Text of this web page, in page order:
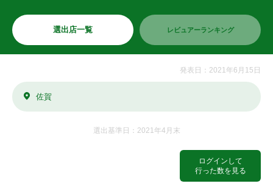
選出店一覧 レビュアーランキング
ログインして
行った数を見る
発表日：2021年6月15日
佐賀
選出基準日：2021年4月末